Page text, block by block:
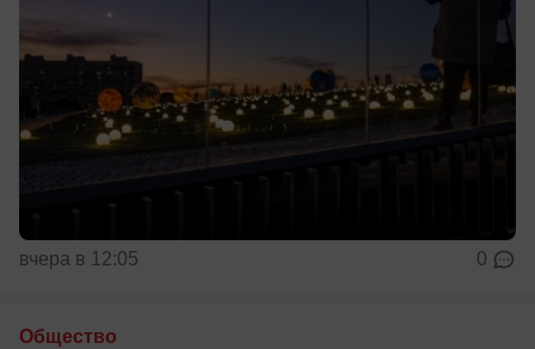
вчера в 12:05 0
Общество